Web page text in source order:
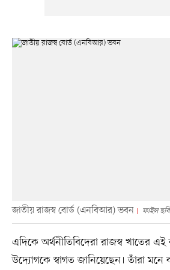
জাতীয় রাজস্ব বোর্ড (এনবিআর) ভবন ফাইল ছবি
এদিকে অর্থনীতিবিদেরা রাজস্ব খাতের এই
উদ্যোগকে স্বাগত জানিয়েছেন। তাঁরা মনে